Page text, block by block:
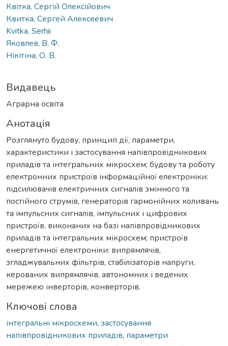
Квітка, Сергій Олексійович
Квитка, Сергей Алексеевич
Kvitka, Serhii
Яковлев, В. Ф.
Нікітіна, О. В.
Видавець
Аграрна освіта
Анотація
Розглянуто будову, принцип дії, параметри,
характеристики і застосування напівпровідникових
приладів та інтегральних мікросхем; будову та роботу
електронних пристроїв інформаційної електроніки:
підсилювачів електричних сигналів змінного та
постійного струмів, генераторів гармонійних коливань
та імпульсних сигналів, імпульсних і цифрових
пристроїв, виконаних на базі напівпровідникових
приладів та інтегральних мікросхем; пристроїв
енергетичної електроніки: випрямлячів,
згладжувальних фільтрів, стабілізаторів напруги,
керованих випрямлячів, автономних і ведених
мережею інверторів, конверторів.
Ключові слова
інтегральні мікросхеми, застосування
напівпровідникових приладів, параметри